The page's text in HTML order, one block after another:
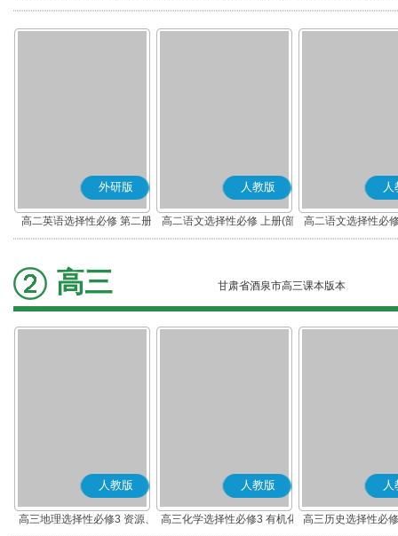
化(部编版)
代国际政治与经济(部编版)
律与生活(部
外研版
高二英语选择性必修 第二册
人教版
高二语文选择性必修 上册(部
编版)
人
高二语文选择性必
编版)
高三 甘肃省酒泉市高三课本版本
人教版
高三地理选择性必修3 资源、
人教版
高三化学选择性必修3 有机化
人
高三历史选择性必